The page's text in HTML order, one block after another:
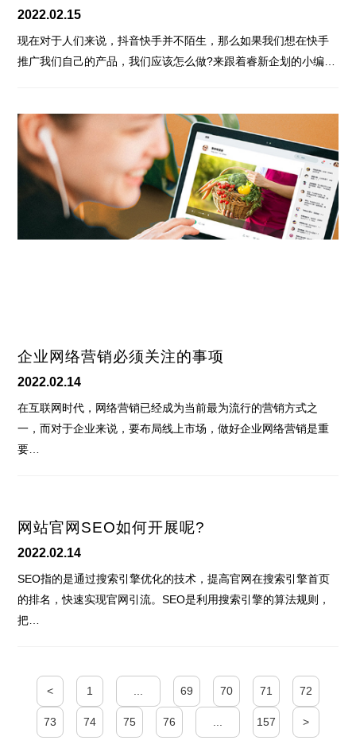
2022.02.15
现在对于人们来说，抖音快手并不陌生，那么如果我们想在快手
推广我们自己的产品，我们应该怎么做?来跟着睿新企划的小编…
企业网络营销必须关注的事项
2022.02.14
在互联网时代，网络营销已经成为当前最为流行的营销方式之
一，而对于企业来说，要布局线上市场，做好企业网络营销是重
要…
网站官网SEO如何开展呢?
2022.02.14
SEO指的是通过搜索引擎优化的技术，提高官网在搜索引擎首页
的排名，快速实现官网引流。SEO是利用搜索引擎的算法规则，
把…
< 1 ... 69 70 71 72
73 74 75 76 ... 157 >